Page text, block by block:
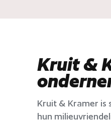
Kruit &
Kruit & Kramer
hun